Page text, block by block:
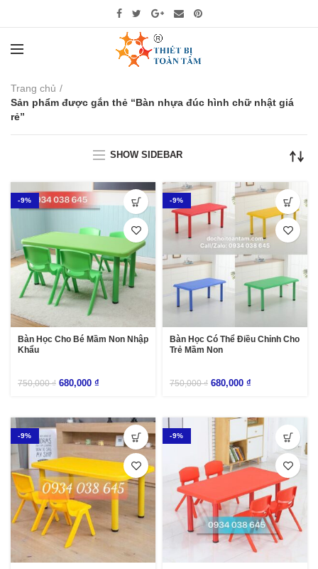
Trang chủ
Sản phẩm được gắn thẻ “Bàn nhựa đúc hình chữ nhật giá
rẻ”
SHOW SIDEBAR
-9%
Bàn Học Cho Bé Mầm Non Nhập
Khẩu
750,000₫ 680,000 ₫
-9%
Bàn Học Có Thể Điều Chỉnh Cho
Trẻ Mầm Non
750,000₫ 680,000 ₫
-9% -9%